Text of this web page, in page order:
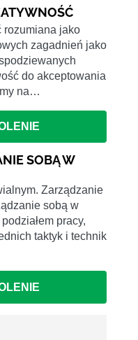
rozumiana jako
zagadnień jako
do akceptowania
na…
SOBĄ W
Zarządzanie
sobą w
pracy,
taktyk i technik